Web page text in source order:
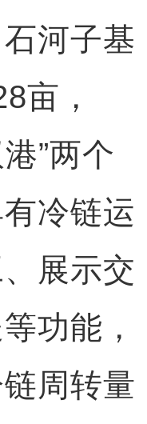
河子基
亩，
”两个
冷链运
展示交
功能，
周转量